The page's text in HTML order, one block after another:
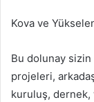
Kova ve
Bu dolunay
projeleri,
kuruluş, dernek,